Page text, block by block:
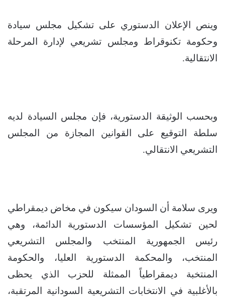
وينص الإعلان الدستوري على تشكيل مجلس سيادة
وحكومة تكنوقراط ومجلس تشريعي لإدارة المرحلة
الانتقالية.
وبحسب الوثيقة الدستورية، فإن مجلس السيادة لديه
سلطة التوقيع على القوانين المجازة من المجلس
التشريعي الانتقالي.
ويرى سلامة أن السودان سيكون في مخاض ديمقراطي
لحين تشكيل المؤسسات الدستورية الدائمة، وهي
رئيس الجمهورية المنتخب والمجلس التشريعي
المنتخب، والمحكمة الدستورية العليا، والحكومة
المنتخبة ديمقراطياً الممثلة للحزب الذي يحظى
بالأغلبية في الانتخابات التشريعية السودانية المرتقبة،